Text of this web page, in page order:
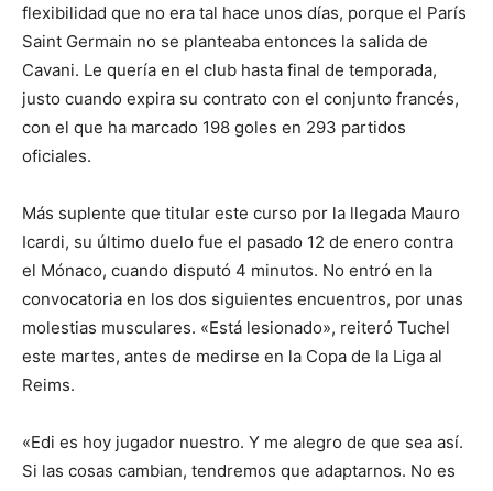
flexibilidad que no era tal hace unos días, porque el París
Saint Germain no se planteaba entonces la salida de
Cavani. Le quería en el club hasta final de temporada,
justo cuando expira su contrato con el conjunto francés,
con el que ha marcado 198 goles en 293 partidos
oficiales.
Más suplente que titular este curso por la llegada Mauro
Icardi, su último duelo fue el pasado 12 de enero contra
el Mónaco, cuando disputó 4 minutos. No entró en la
convocatoria en los dos siguientes encuentros, por unas
molestias musculares. «Está lesionado», reiteró Tuchel
este martes, antes de medirse en la Copa de la Liga al
Reims.
«Edi es hoy jugador nuestro. Y me alegro de que sea así.
Si las cosas cambian, tendremos que adaptarnos. No es